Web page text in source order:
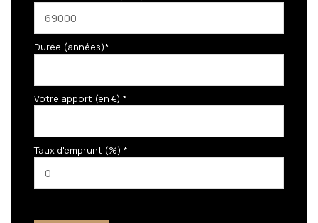
Durée (années)*
Votre apport (en €) *
Taux d'emprunt (%) *